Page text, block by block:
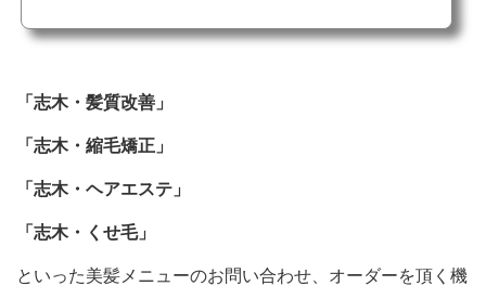
「志木・髪質改善」
「志木・縮毛矯正」
「志木・ヘアエステ」
「志木・くせ毛」
といった美髪メニューのお問い合わせ、オーダーを頂く機